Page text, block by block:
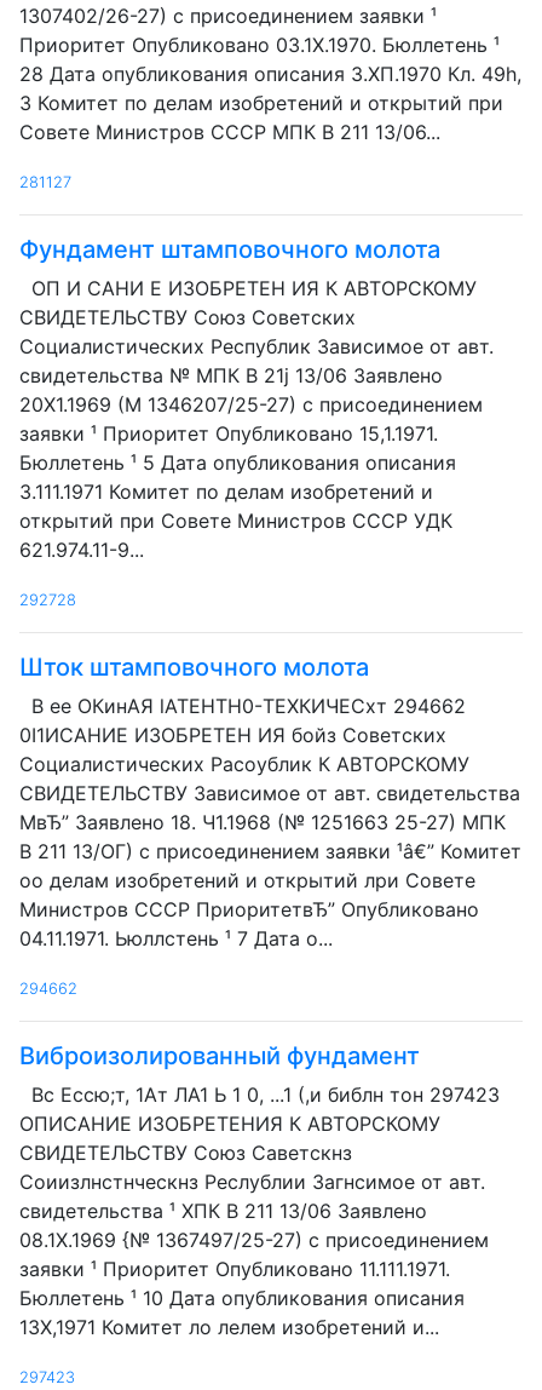
1307402/26-27) с присоединением заявки ¹
Приоритет Опубликовано 03.1Х.1970. Бюллетень ¹
28 Дата опубликования описания З.ХП.1970 Кл. 49h,
3 Комитет по делам изобретений и открытий при
Совете Министров СССР МПК В 211 13/06...
281127
Фундамент штамповочного молота
ОП И САНИ Е ИЗОБРЕТЕН ИЯ К АВТОРСКОМУ
СВИДЕТЕЛЬСТВУ Союз Советских
Социалистических Республик Зависимое от авт.
свидетельства № МПК В 21j 13/06 Заявлено
20Х1.1969 (М 1346207/25-27) с присоединением
заявки ¹ Приоритет Опубликовано 15,1.1971.
Бюллетень ¹ 5 Дата опубликования описания
3.111.1971 Комитет по делам изобретений и
открытий при Совете Министров СССР УДК
621.974.11-9...
292728
Шток штамповочного молота
В ее ОКинАЯ lATEHTH0-ТЕХКИЧЕСхт 294662
0I1ИСАНИЕ ИЗОБРЕТЕН ИЯ бойз Советских
Социалистических Расоублик К АВТОРСКОМУ
СВИДЕТЕЛЬСТВУ Зависимое от авт. свидетельства
МвЂ” Заявлено 18. Ч1.1968 (№ 125166З 25-27) МПК
В 211 13/ОГ) с присоединением заявки ¹â€” Комитет
оо делам изобретений и открытий лри Совете
Министров СССР ПриоритетвЂ” Опубликовано
04.11.1971. Ьюллстень ¹ 7 Дата о...
294662
Виброизолированный фундамент
Вс Ессю;т, 1Ат ЛА1 Ь 1 0, ...1 (,и библн тон 297423
ОПИСАНИЕ ИЗОБРЕТЕНИЯ К АВТОРСКОМУ
СВИДЕТЕЛЬСТВУ Союз Саветскнз
Соиизлнстнческнз Реслублии Загнсимое от авт.
свидетельства ¹ ХПК В 211 13/06 Заявлено
08.1Х.1969 {№ 1367497/25-27) с присоединением
заявки ¹ Приоритет Опубликовано 11.111.1971.
Бюллетень ¹ 10 Дата опубликования описания
13Х,1971 Комитет ло лелем изобретений и...
297423